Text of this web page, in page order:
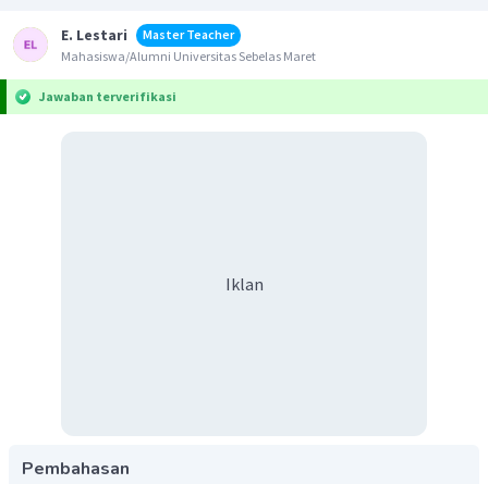
E. Lestari
Master Teacher
Mahasiswa/Alumni Universitas Sebelas Maret
Jawaban terverifikasi
Iklan
Pembahasan